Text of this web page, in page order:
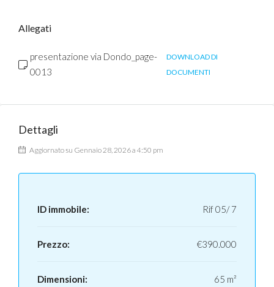
Allegati
presentazione via Dondo_page-
0013
DOWNLOAD DI
DOCUMENTI
Dettagli
Aggiornato su Gennaio 28, 2026 a 4:50 pm
ID immobile: Rif 05/ 7
Prezzo: €390.000
Dimensioni: 65 m²